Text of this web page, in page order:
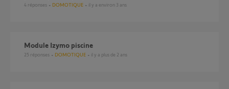
4 réponses DOMOTIQUE il y a environ 3 ans
Module Izymo piscine
25 réponses DOMOTIQUE il y a plus de 2 ans